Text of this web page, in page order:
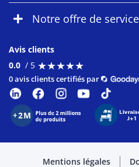
Notre offre de
Avis clients
0.0 / 5 ★★★★★
★★★★★
0 avis clients certifiés par
Mentions légales